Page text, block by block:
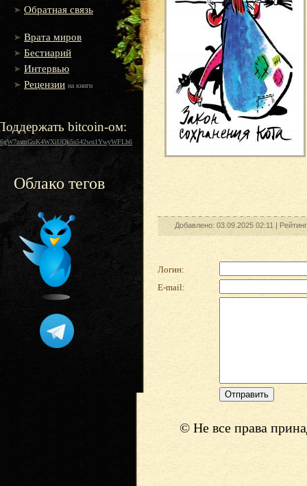
Обратная связь
Врата миров
Бестиарий
Интервью
Рецензии на книги
bitcoin-ом:
Облако тегов
Добавлено: 03.09.2025 02:11 |
Логин:
E-mail:
© Не все права